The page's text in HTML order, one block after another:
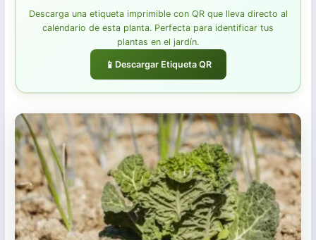
Descarga una etiqueta imprimible con QR que lleva directo al
calendario de esta planta. Perfecta para identificar tus
plantas en el jardín.
📱 Descargar Etiqueta QR